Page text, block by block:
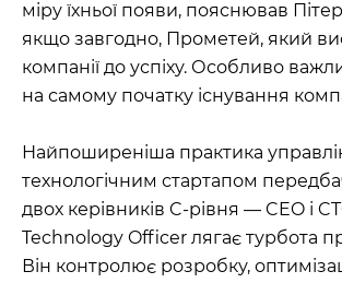
міру їхньої появи, пояснював
якщо завгодно, Прометей, який
компанії до успіху. Особливо
на самому початку існування
Найпоширеніша практика
технологічним стартапом
двох керівників C-рівня — CEO і
Technology Officer лягає турбота
Він контролює розробку,